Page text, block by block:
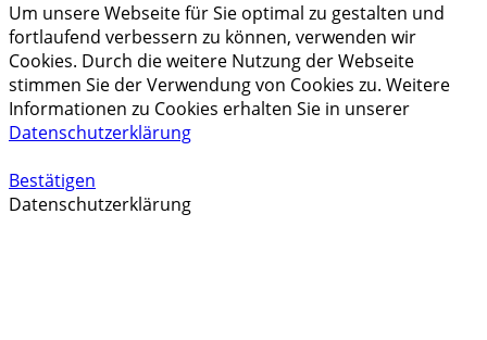
Um unsere Webseite für Sie optimal zu gestalten und
fortlaufend verbessern zu können, verwenden wir
Cookies. Durch die weitere Nutzung der Webseite
stimmen Sie der Verwendung von Cookies zu. Weitere
Informationen zu Cookies erhalten Sie in unserer
Datenschutzerklärung
Bestätigen
Datenschutzerklärung